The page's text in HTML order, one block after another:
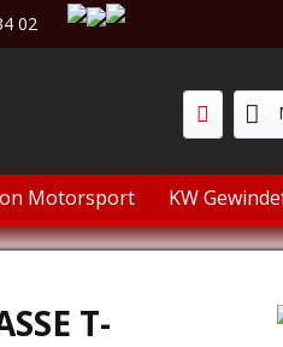
02
Motorsport KW
T-